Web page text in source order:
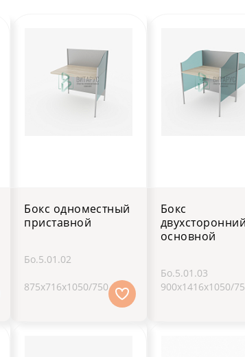
Бокс одноместный
приставной
Бо.5.01.02
875х716х1050/750
Бокс
двухсторонний
основной
Бо.5.01.03
900х1416х1050/